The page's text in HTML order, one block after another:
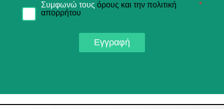
Συμφωνώ τους όρους και την πολιτική
απορρήτου
*
Εγγραφή